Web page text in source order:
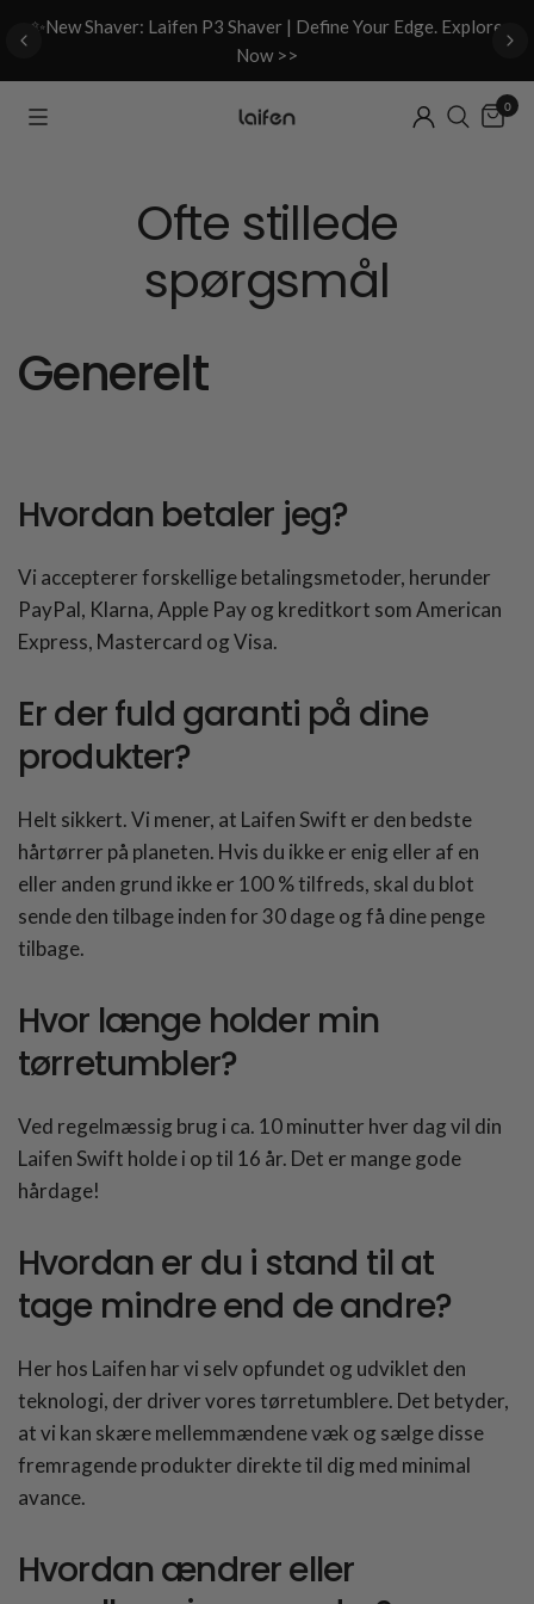
✨New Shaver: Laifen P3 Shaver | Define Your Edge. Explore
Now >>
0
Ofte stillede
spørgsmål
Generelt
Hvordan betaler jeg?
Vi accepterer forskellige betalingsmetoder, herunder
PayPal, Klarna, Apple Pay og kreditkort som American
Express, Mastercard og Visa.
Er der fuld garanti på dine
produkter?
Helt sikkert. Vi mener, at Laifen Swift er den bedste
hårtørrer på planeten. Hvis du ikke er enig eller af en
eller anden grund ikke er 100 % tilfreds, skal du blot
sende den tilbage inden for 30 dage og få dine penge
tilbage.
Hvor længe holder min
tørretumbler?
Ved regelmæssig brug i ca. 10 minutter hver dag vil din
Laifen Swift holde i op til 16 år. Det er mange gode
hårdage!
Hvordan er du i stand til at
tage mindre end de andre?
Her hos Laifen har vi selv opfundet og udviklet den
teknologi, der driver vores tørretumblere. Det betyder,
at vi kan skære mellemmændene væk og sælge disse
fremragende produkter direkte til dig med minimal
avance.
Hvordan ændrer eller